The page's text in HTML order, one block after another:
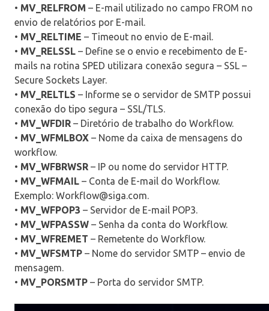
• MV_RELFROM – E-mail utilizado no campo FROM no
envio de relatórios por E-mail.
• MV_RELTIME – Timeout no envio de E-mail.
• MV_RELSSL – Define se o envio e recebimento de E-
mails na rotina SPED utilizara conexão segura – SSL –
Secure Sockets Layer.
• MV_RELTLS – Informe se o servidor de SMTP possui
conexão do tipo segura – SSL/TLS.
• MV_WFDIR – Diretório de trabalho do Workflow.
• MV_WFMLBOX – Nome da caixa de mensagens do
workflow.
• MV_WFBRWSR – IP ou nome do servidor HTTP.
• MV_WFMAIL – Conta de E-mail do Workflow.
Exemplo: Workflow@siga.com.
• MV_WFPOP3 – Servidor de E-mail POP3.
• MV_WFPASSW – Senha da conta do Workflow.
• MV_WFREMET – Remetente do Workflow.
• MV_WFSMTP – Nome do servidor SMTP – envio de
mensagem.
• MV_PORSMTP – Porta do servidor SMTP.